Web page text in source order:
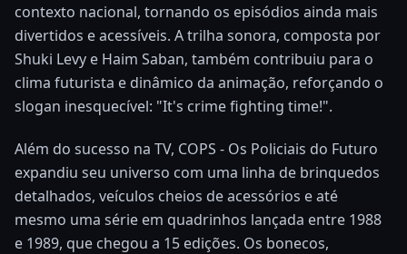
contexto nacional, tornando os episódios ainda mais
divertidos e acessíveis. A trilha sonora, composta por
Shuki Levy e Haim Saban, também contribuiu para o
clima futurista e dinâmico da animação, reforçando o
slogan inesquecível: "It's crime fighting time!".
Além do sucesso na TV, COPS - Os Policiais do Futuro
expandiu seu universo com uma linha de brinquedos
detalhados, veículos cheios de acessórios e até
mesmo uma série em quadrinhos lançada entre 1988
e 1989, que chegou a 15 edições. Os bonecos,